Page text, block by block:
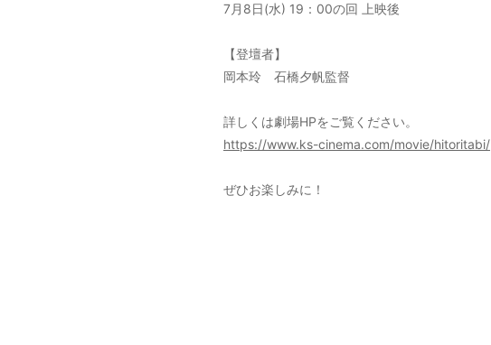
7月8日(水) 19：00の回 上映後
【登壇者】
岡本玲 石橋夕帆監督
詳しくは劇場HPをご覧ください。
https://www.ks-cinema.com/movie/hitoritabi/
ぜひお楽しみに！